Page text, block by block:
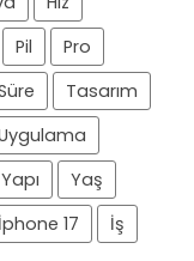
Pil
Pro
Tasarım
Yapı
Yaş
İphone 17
İş